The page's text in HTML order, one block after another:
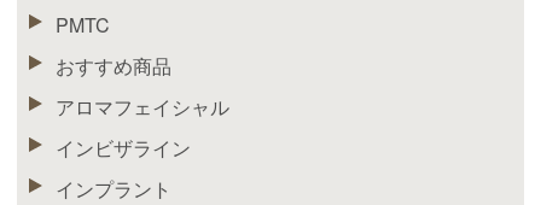
PMTC
おすすめ商品
アロマフェイシャル
インビザライン
インプラント